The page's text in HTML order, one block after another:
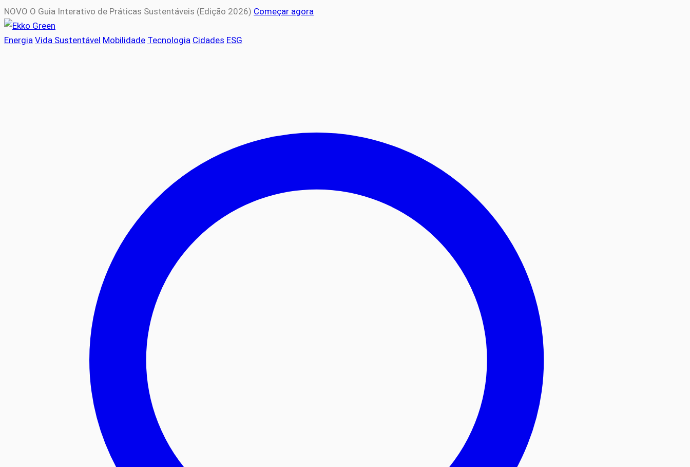
NOVO O Guia Interativo de Práticas Sustentáveis (Edição 2026) Começar agora
Energia Vida Sustentável Mobilidade Tecnologia Cidades ESG